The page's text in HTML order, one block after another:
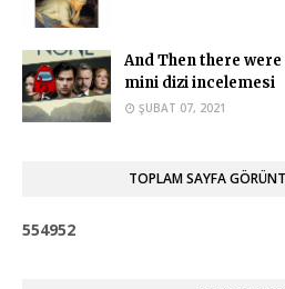
And Then there were
mini dizi incelemesi
ŞUBAT 07, 2021
TOPLAM SAYFA
554952